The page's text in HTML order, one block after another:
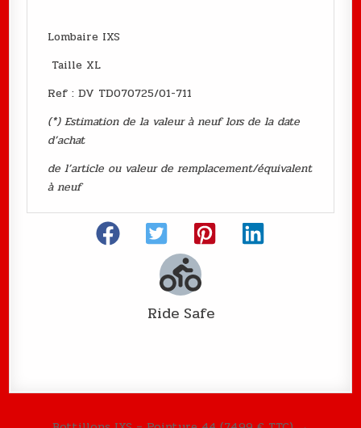
Lombaire IXS
Taille XL
Ref : DV TD070725/01-711
(*) Estimation de la valeur à neuf lors de la date
d’achat
de l’article ou valeur de remplacement/équivalent
à neuf
Ride Safe